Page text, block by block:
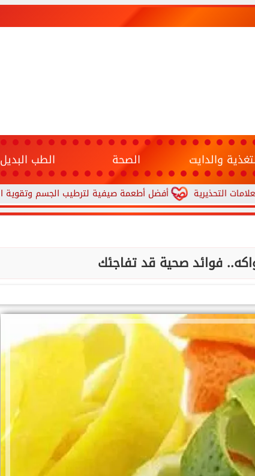
والدايت الصحة الطب البديل
أفضل أطعمة صيفية لترطيب الجسم وتقوية المناعة.. 10 خيارات تحارب الجفاف والحر
فوائد صحية قد تفاجئك